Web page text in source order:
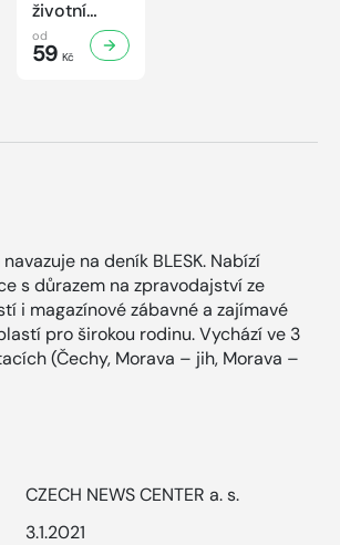
životní
příběh
sympaťáka
českého
od
59 Kč
na deník BLESK. Nabízí
s důrazem na zpravodajství ze
i magazínové zábavné a zajímavé
pro širokou rodinu. Vychází ve 3
(Čechy, Morava – jih, Morava –
CZECH NEWS CENTER a. s.
3.1.2021